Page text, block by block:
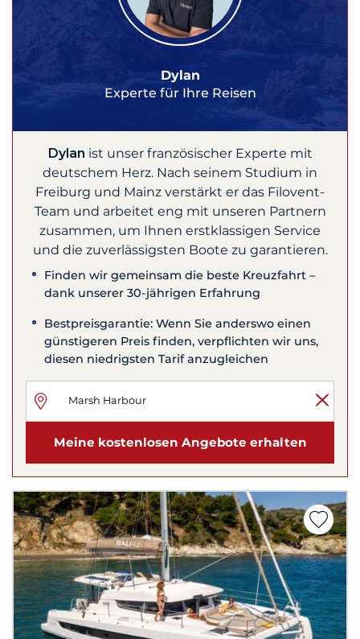
Dylan
Experte für Ihre Reisen
Dylan ist unser französischer Experte mit
deutschem Herz. Nach seinem Studium in
Freiburg und Mainz verstärkt er das Filovent-
Team und arbeitet eng mit unseren Partnern
zusammen, um Ihnen erstklassigen Service
und die zuverlässigsten Boote zu garantieren.
Finden wir gemeinsam die beste Kreuzfahrt –
dank unserer 30-jährigen Erfahrung
Bestpreisgarantie: Wenn Sie anderswo einen
günstigeren Preis finden, verpflichten wir uns,
diesen niedrigsten Tarif anzugleichen
Meine kostenlosen Angebote erhalten